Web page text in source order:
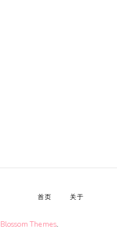
Blossom Themes.
首页 关于